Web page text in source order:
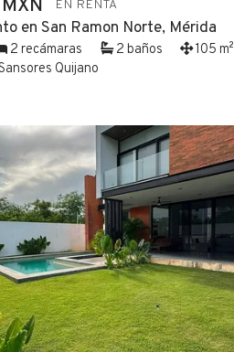
EN RENTA
en San Ramon Norte, Mérida
2 recámaras 2 baños
105 m²
Quijano